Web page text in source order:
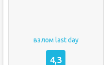
взлом last day
4,3